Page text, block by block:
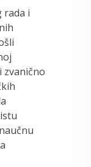
rada i
zvanično